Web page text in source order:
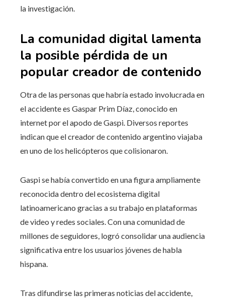
la investigación.
La comunidad digital lamenta
la posible pérdida de un
popular creador de contenido
Otra de las personas que habría estado involucrada en
el accidente es Gaspar Prim Díaz, conocido en
internet por el apodo de Gaspi. Diversos reportes
indican que el creador de contenido argentino viajaba
en uno de los helicópteros que colisionaron.
Gaspi se había convertido en una figura ampliamente
reconocida dentro del ecosistema digital
latinoamericano gracias a su trabajo en plataformas
de video y redes sociales. Con una comunidad de
millones de seguidores, logró consolidar una audiencia
significativa entre los usuarios jóvenes de habla
hispana.
Tras difundirse las primeras noticias del accidente,